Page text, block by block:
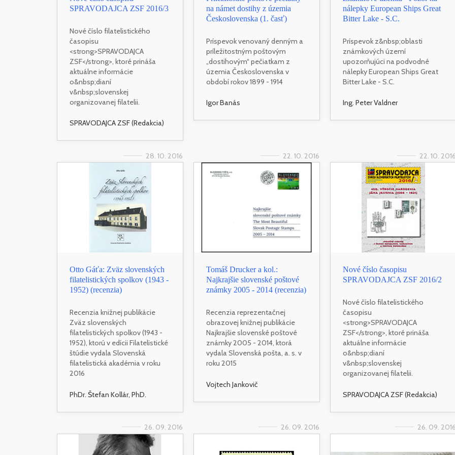
SPRAVODAJCA ZSF 2016/3
Nové číslo filatelistického
časopisu
<strong>SPRAVODAJCA
ZSF</strong>, ktoré prináša
aktuálne informácie
o&nbsp;dianí
v&nbsp;slovenskej
organizovanej filatelii.
SPRAVODAJCA ZSF (Redakcia)
na námet dostihy z územia
Československa (1. časť)
Príspevok venovaný denným a
príležitostným poštovým
„dostihovým“ pečiatkam z
územia Československa v
období rokov 1899 - 1914
Igor Banás
nálepky European Ships Great
Bitter Lake - S.C.
Príspevok z&nbsp;oblasti
známkových území
upozorňujúci na podvodné
nálepky European Ships Great
Bitter Lake - S.C.
Ing. Peter Valdner
28. 10. 2016
Otto Gáťa: Zväz slovenských
filatelistických spolkov (1943 -
1952) (recenzia)
Recenzia knižnej publikácie
Zväz slovenských
filatelistických spolkov (1943 -
1952), ktorú v edícii Filatelistické
štúdie vydala Slovenská
filatelistická akadémia v roku
2016
PhDr. Štefan Kollár, PhD.
22. 10. 2016
Tomáš Drucker a kol.:
Najkrajšie slovenské poštové
známky 2005 - 2014 (recenzia)
Recenzia reprezentačnej
obrazovej knižnej publikácie
Najkrajšie slovenské poštové
známky 2005 - 2014, ktorá
vydala Slovenská pošta, a. s. v
roku 2015
Vojtech Jankovič
22. 10.
Nové číslo časopisu
SPRAVODAJCA ZSF 2016/2
Nové číslo filatelistického
časopisu
<strong>SPRAVODAJCA
ZSF</strong>, ktoré prináša
aktuálne informácie
o&nbsp;dianí
v&nbsp;slovenskej
organizovanej filatelii.
SPRAVODAJCA ZSF (Redakcia)
26. 09. 2016 26. 09. 2016 26. 09.